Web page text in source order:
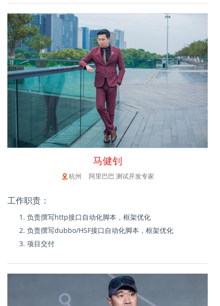
马健钊
杭州 阿里巴巴 测试开发专家
工作职责：
负责撰写http接口自动化脚本，框架优化
负责撰写dubbo/HSF接口自动化脚本，框架优化
项目交付